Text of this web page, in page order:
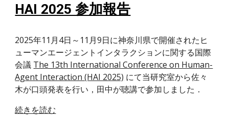
HAI 2025 参加報告
2025年11月4日～11月9日に神奈川県で開催されたヒ
ューマンエージェントインタラクションに関する国際
会議 The 13th International Conference on Human-
Agent Interaction (HAI 2025) にて当研究室から佐々
木が口頭発表を行い，田中が聴講で参加しました．
続きを読む